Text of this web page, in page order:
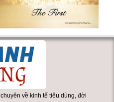
chuyên về kinh tế tiêu dùng, đời